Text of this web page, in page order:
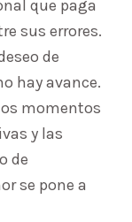
que paga
sus errores.
de
hay avance.
momentos
y las
de
se pone a